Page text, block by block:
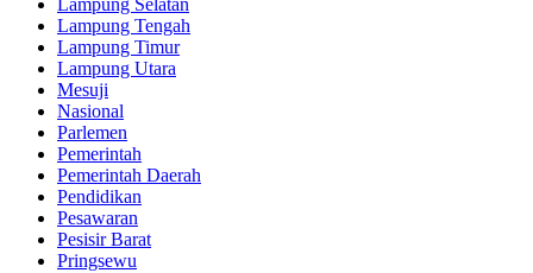
Lampung Tengah
Lampung Timur
Lampung Utara
Mesuji
Nasional
Parlemen
Pemerintah
Pemerintah Daerah
Pendidikan
Pesawaran
Pesisir Barat
Pringsewu